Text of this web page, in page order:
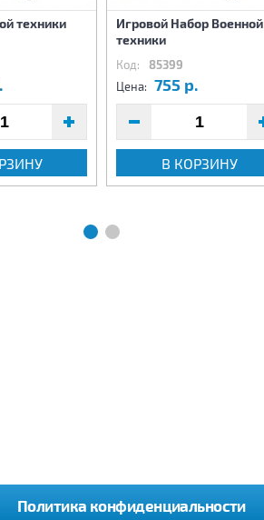
техники
Игровой Набор Военной
техники
Код: 85399
Цена: 755 р.
В КОРЗИНУ
Политика конфиденциальности